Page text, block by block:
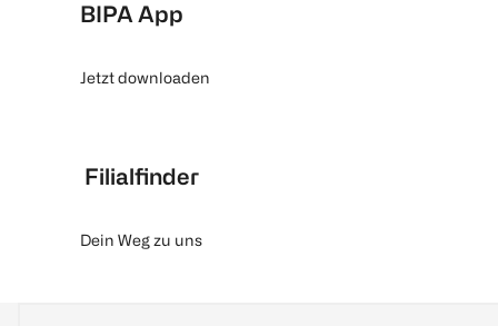
BIPA App
Jetzt downloaden
Filialfinder
Dein Weg zu uns